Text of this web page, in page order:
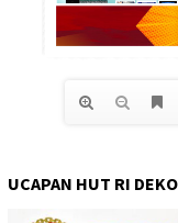
UCAPAN HUT RI